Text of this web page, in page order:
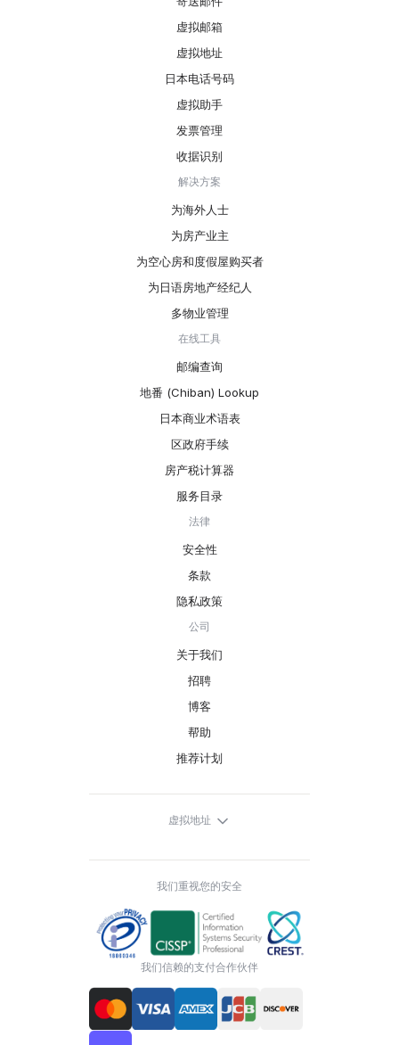
虚拟邮箱
虚拟地址
日本电话号码
虚拟助手
发票管理
收据识别
解决方案
为海外人士
为房产业主
为空心房和度假屋购买者
为日语房地产经纪人
多物业管理
在线工具
邮编查询
地番 (Chiban) Lookup
日本商业术语表
区政府手续
房产税计算器
服务目录
法律
安全性
条款
隐私政策
公司
关于我们
招聘
博客
帮助
推荐计划
虚拟地址
我们重视您的安全
我们信赖的支付合作伙伴